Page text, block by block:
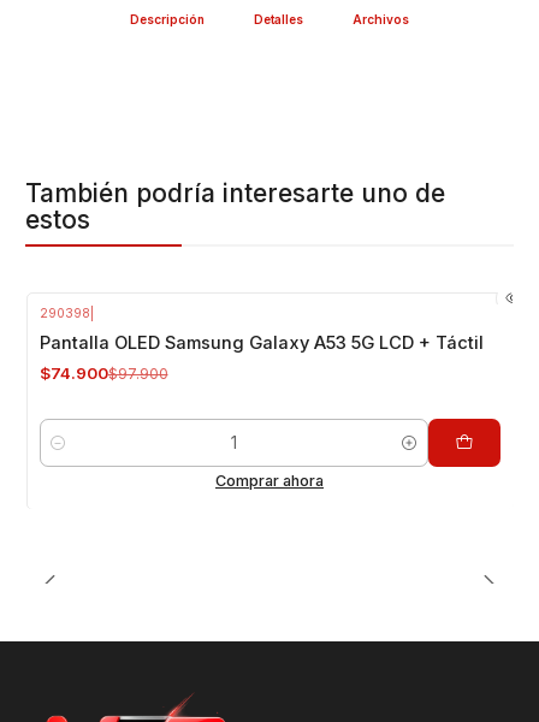
Descripción Detalles Archivos
También podría interesarte uno de
estos
290398
Pantalla OLED Samsung Galaxy A53 5G LCD + Táctil
$74.900$97.900
Cantidad
Comprar ahora